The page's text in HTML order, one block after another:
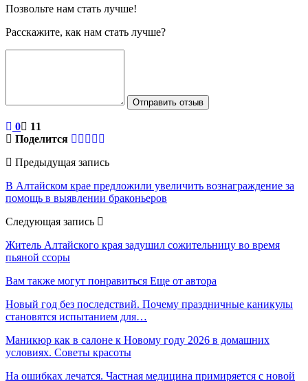
Позвольте нам стать лучше!
Расскажите, как нам стать лучше?
Отправить отзыв
0
11
Поделится
Предыдущая запись
В Алтайском крае предложили увеличить вознаграждение за
помощь в выявлении браконьеров
Следующая запись
Житель Алтайского края задушил сожительницу во время
пьяной ссоры
Вам также могут понравиться Еще от автора
Новый год без последствий. Почему праздничные каникулы
становятся испытанием для…
Маникюр как в салоне к Новому году 2026 в домашних
условиях. Советы красоты
На ошибках лечатся. Частная медицина примиряется с новой